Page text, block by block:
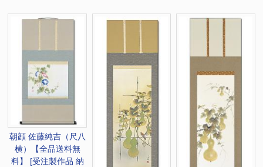
朝顔 佐藤純吉（尺八
横）【全品送料無
料】 [受注製作品 納